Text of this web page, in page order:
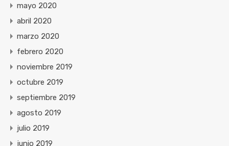
mayo 2020
abril 2020
marzo 2020
febrero 2020
noviembre 2019
octubre 2019
septiembre 2019
agosto 2019
julio 2019
junio 2019